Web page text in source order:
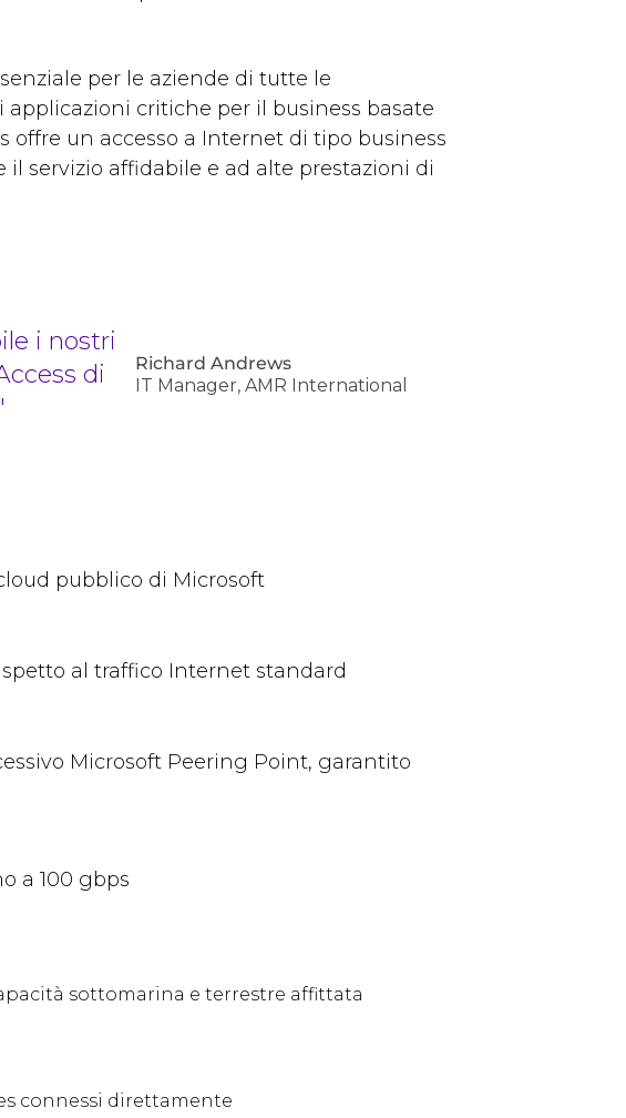
per le aziende di tutte le
critiche per il business basate
offre un accesso a Internet di tipo business
servizio affidabile e ad alte prestazioni di
i nostri
di
Richard Andrews
IT Manager, AMR International
pubblico di Microsoft
al traffico Internet standard
Microsoft Peering Point, garantito
a 100 gbps
sottomarina e terrestre affittata
connessi direttamente